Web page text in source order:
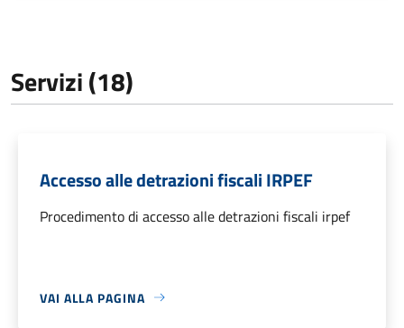
Servizi (18)
Accesso alle detrazioni fiscali IRPEF
Procedimento di accesso alle detrazioni fiscali irpef
VAI ALLA PAGINA